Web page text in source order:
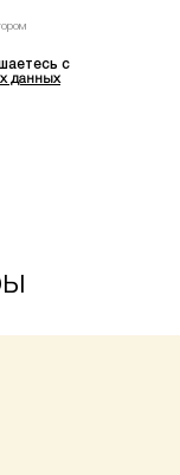
с
данных